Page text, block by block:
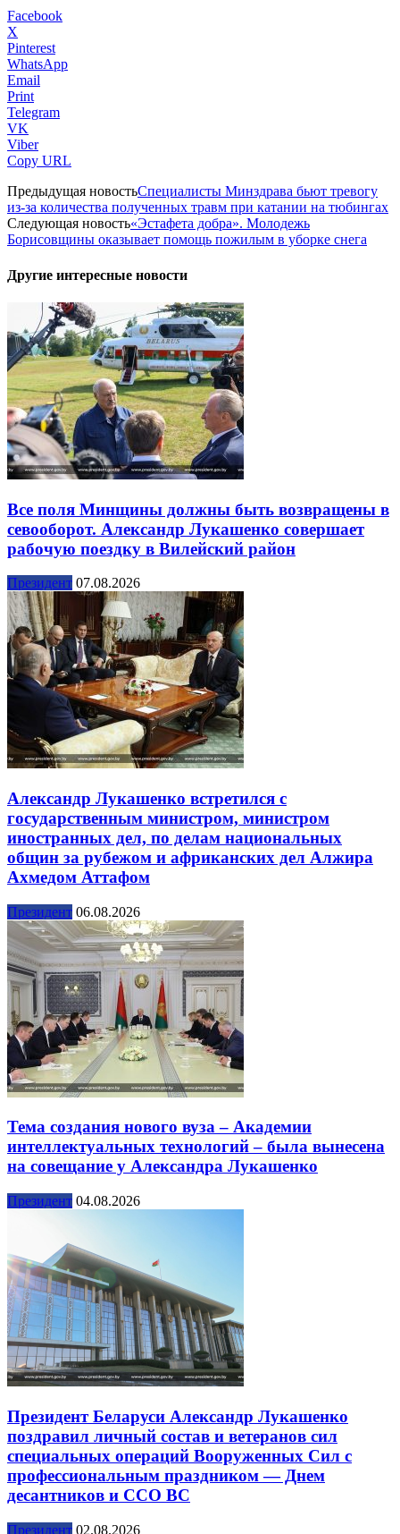
Facebook
X
Pinterest
WhatsApp
Email
Print
Telegram
VK
Viber
Copy URL
Предыдущая новостьСпециалисты Минздрава бьют тревогу
из-за количества полученных травм при катании на тюбингах
Следующая новость«Эстафета добра». Молодежь
Борисовщины оказывает помощь пожилым в уборке снега
Другие интересные новости
Все поля Минщины должны быть возвращены в
севооборот. Александр Лукашенко совершает
рабочую поездку в Вилейский район
Президент 07.08.2026
Александр Лукашенко встретился с
государственным министром, министром
иностранных дел, по делам национальных
общин за рубежом и африканских дел Алжира
Ахмедом Аттафом
Президент 06.08.2026
Тема создания нового вуза – Академии
интеллектуальных технологий – была вынесена
на совещание у Александра Лукашенко
Президент 04.08.2026
Президент Беларуси Александр Лукашенко
поздравил личный состав и ветеранов сил
специальных операций Вооруженных Сил с
профессиональным праздником — Днем
десантников и ССО ВС
Президент 02.08.2026